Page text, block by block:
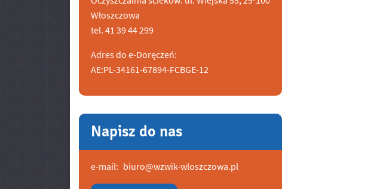
Włoszczowa
tel. 41 39 44 299
Adres do e-Doręczeń:
AE:PL-34161-67894-FCBGE-12
Napisz do nas
e-mail: biuro@wzwik-wloszczowa.pl